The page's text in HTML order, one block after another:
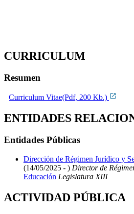
CURRICULUM
Resumen
Curriculum Vitae(Pdf, 200 Kb.)
ENTIDADES
Entidades Públicas
Dirección de Régimen Jurídico y
(14/05/2025 - ) Director de
Educación Legislatura XIII
ACTIVIDAD PÚBLICA